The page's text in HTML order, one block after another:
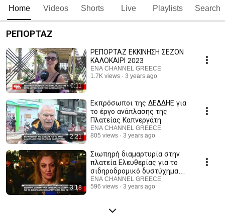
Home Videos Shorts Live Playlists Search
ΡΕΠΟΡΤΑΖ
6:11
ΡΕΠΟΡΤΑΖ ΕΚΚΙΝΗΣΗ ΣΕΖΟΝ
ΚΑΛΟΚΑΙΡΙ 2023
ENA CHANNEL GREECE
1.7K views
3 years ago
2:21
Εκπρόσωποι της ΔΕΔΔΗΕ για
το έργο ανάπλασης της
Πλατείας Καπνεργάτη
ENA CHANNEL GREECE
805 views
3 years ago
3:18
Σιωπηρή διαμαρτυρία στην
πλατεία Ελευθερίας για το
σιδηροδρομικό δυστύχημα
στα Τέμπη
ENA CHANNEL GREECE
596 views
3 years ago